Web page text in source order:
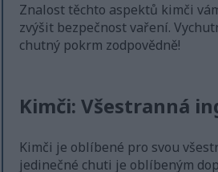
Znalost těchto aspektů kimči
zvýšit bezpečnost vaření.
chutný pokrm zodpovědně!
Kimči: Všestranná
Kimči je oblíbené pro svou
jedinečné chuti je oblíbeným